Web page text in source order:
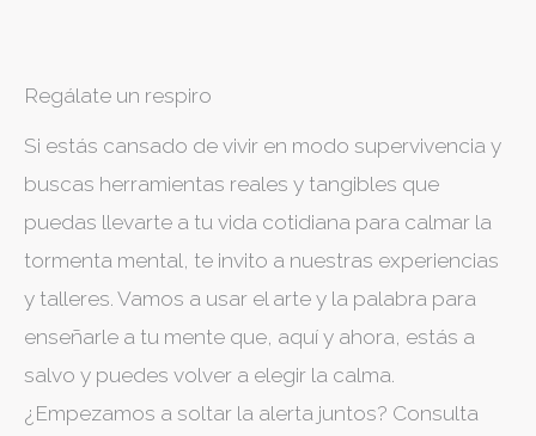
Regálate un respiro
Si estás cansado de vivir en modo supervivencia y
buscas herramientas reales y tangibles que
puedas llevarte a tu vida cotidiana para calmar la
tormenta mental, te invito a nuestras experiencias
y talleres. Vamos a usar el arte y la palabra para
enseñarle a tu mente que, aquí y ahora, estás a
salvo y puedes volver a elegir la calma.
¿Empezamos a soltar la alerta juntos? Consulta